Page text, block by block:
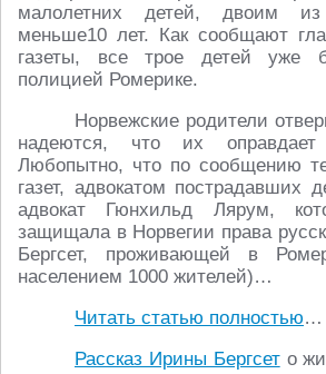
малолетних детей, двоим
меньше10 лет. Как сообщают
газеты, все трое детей уже
полицией Ромерике.
Норвежские родители
надеются, что их
Любопытно, что по сообщению
газет, адвокатом пострадавших
адвокат Гюнхильд Лярум,
защищала в Норвегии права
Бергсет, проживающей в
населением 1000 жителей)…
Читать статью полностью…
Рассказ Ирины Бергсето